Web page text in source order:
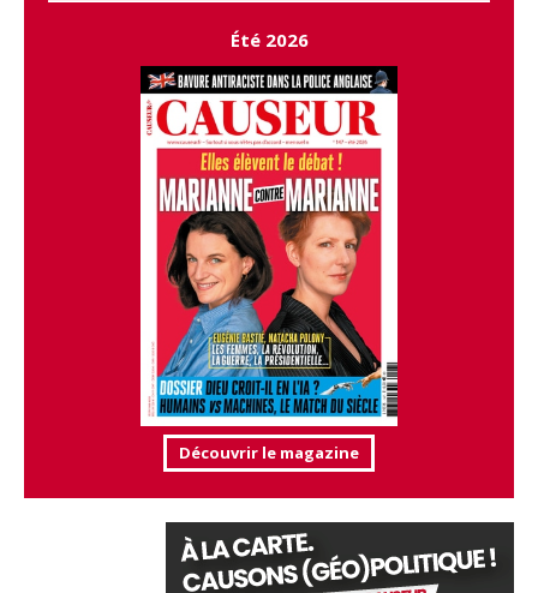
Été 2026
Découvrir le magazine